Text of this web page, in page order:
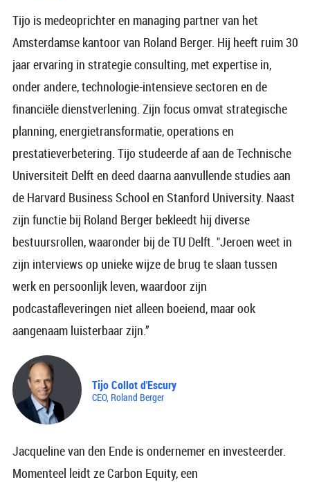
Tijo is medeoprichter en managing partner van het
Amsterdamse kantoor van Roland Berger. Hij heeft ruim 30
jaar ervaring in strategie consulting, met expertise in,
onder andere, technologie-intensieve sectoren en de
financiële dienstverlening. Zijn focus omvat strategische
planning, energietransformatie, operations en
prestatieverbetering. Tijo studeerde af aan de Technische
Universiteit Delft en deed daarna aanvullende studies aan
de Harvard Business School en Stanford University. Naast
zijn functie bij Roland Berger bekleedt hij diverse
bestuursrollen, waaronder bij de TU Delft. "Jeroen weet in
zijn interviews op unieke wijze de brug te slaan tussen
werk en persoonlijk leven, waardoor zijn
podcastafleveringen niet alleen boeiend, maar ook
aangenaam luisterbaar zijn.”
Tijo Collot d'Escury
CEO, Roland Berger
Jacqueline van den Ende is ondernemer en investeerder.
Momenteel leidt ze Carbon Equity, een